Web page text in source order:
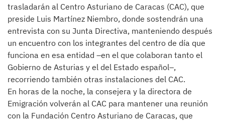
trasladarán al Centro Asturiano de Caracas (CAC), que
preside Luis Martínez Niembro, donde sostendrán una
entrevista con su Junta Directiva, manteniendo después
un encuentro con los integrantes del centro de día que
funciona en esa entidad –en el que colaboran tanto el
Gobierno de Asturias y el del Estado español–,
recorriendo también otras instalaciones del CAC.
En horas de la noche, la consejera y la directora de
Emigración volverán al CAC para mantener una reunión
con la Fundación Centro Asturiano de Caracas, que